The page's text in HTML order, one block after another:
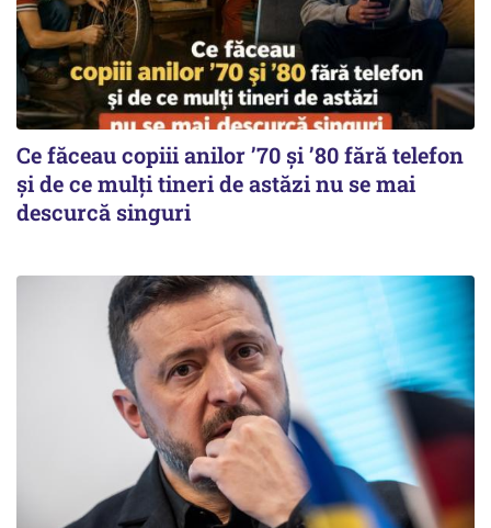
Ce făceau copiii anilor ’70 și ’80 fără telefon
și de ce mulți tineri de astăzi nu se mai
descurcă singuri